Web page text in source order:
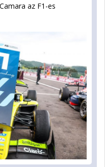
az F1-es